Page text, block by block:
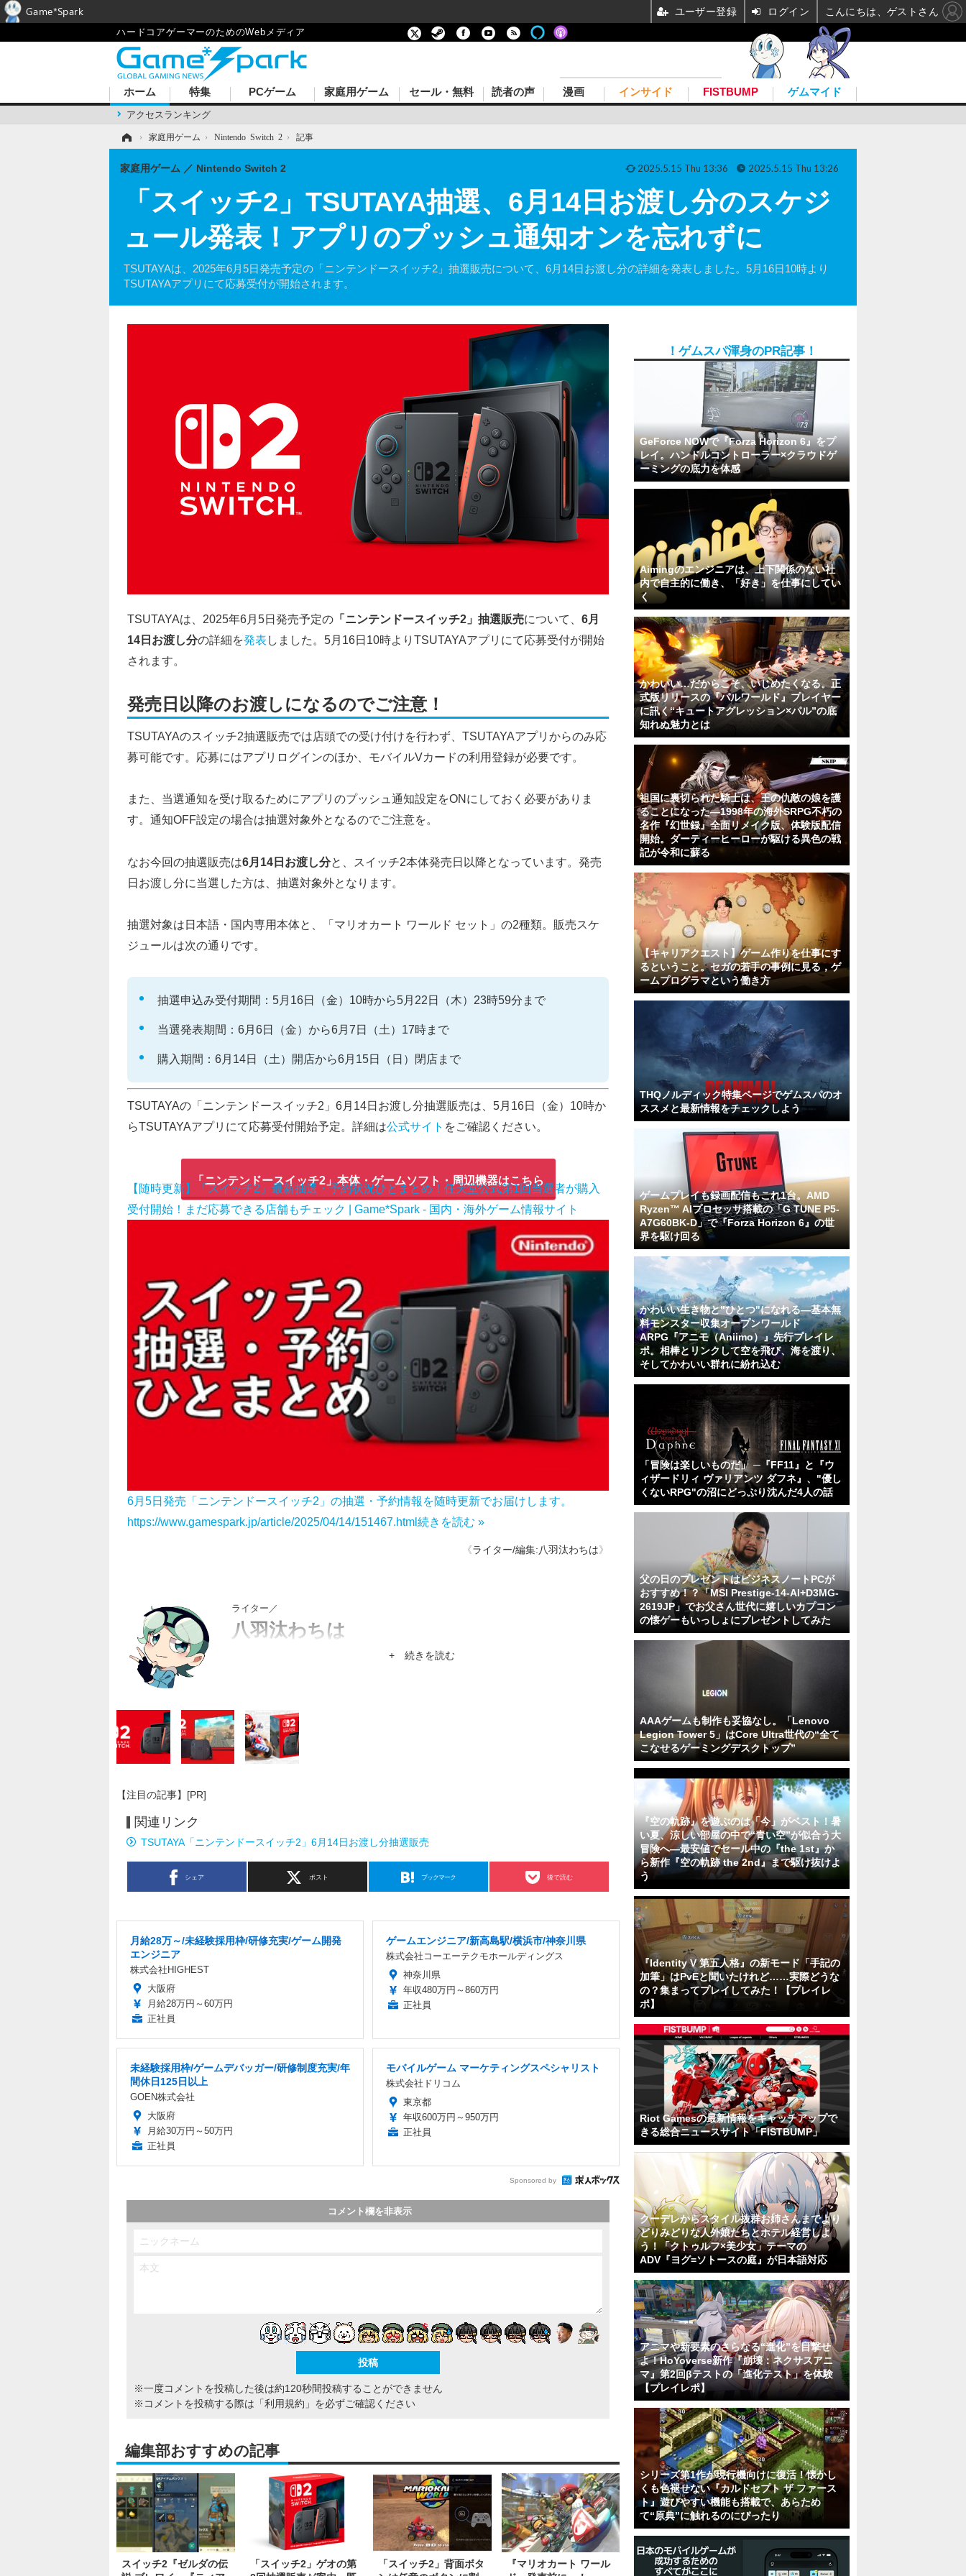
ハードコアゲーマーのためのWebメディア
ホーム
アクセスランキング
特集 PCゲーム 家庭用ゲーム セール・無料 読者の声 漫画 インサイド FISTBUMP ゲムマイド
› 家庭用ゲーム › Nintendo Switch 2 › 記事
「スイッチ2」TSUTAYA抽選、6月14日お渡し分のスケジ
ュール発表！アプリのプッシュ通知オンを忘れずに
TSUTAYAは、2025年6月5日発売予定の「ニンテンドースイッチ2」抽選販売について、6月14日お渡し分の詳細を発表しました。5月16日10時より
TSUTAYAアプリにて応募受付が開始されます。
家庭用ゲーム Nintendo Switch 2 2025.5.15 Thu 13:36 2025.5.15 Thu 13:26
TSUTAYAは、2025年6月5日発売予定の 「ニンテンドースイッチ2」抽選販売について、 6月
14日お渡し分の詳細を発表 しました。5月16日10時よりTSUTAYAアプリにて応募受付が開始
されます。
発売日以降のお渡しになるのでご注意！
TSUTAYAのスイッチ2抽選販売では店頭での受け付けを行わず、TSUTAYAアプリからのみ応
募可能です。応募にはアプリログインのほか、モバイルVカードの利用登録が必要です。
また、当選通知を受け取るためにアプリのプッシュ通知設定をONにしておく必要がありま
す。 通知OFF設定の場合は抽選対象外となるのでご注意を。
なお今回の抽選販売は6月14日お渡し分と、スイッチ2本体発売日以降となっています。発売
日お渡し分に当選した方は、抽選対象外となります。
抽選対象は日本語・国内専用本体と、「マリオカート ワールド セット」の2種類。販売スケ
ジュールは次の通りです。
抽選申込み受付期間：5月16日（金）10時から5月22日（木）23時59分まで
当選発表期間：6月6日（金）から6月7日（土）17時まで
購入期間：6月14日（土）開店から6月15日（日）閉店まで
TSUTAYAの「ニンテンドースイッチ2」6月14日お渡し分抽選販売は、5月16日（金）10時か
らTSUTAYAアプリにて応募受付開始予定。詳細は公式サイト をご確認ください。
「ニンテンドースイッチ2」本体・ゲームソフト・周辺機器はこちら
【随時更新】「スイッチ2」最新抽選・予約状況ひとまとめ！任天堂公式第1回当選者が購入
受付開始！まだ応募できる店舗もチェック | Game*Spark - 国内・海外ゲーム情報サイト
6月5日発売「ニンテンドースイッチ2」の抽選・予約情報を随時更新でお届けします。
https://www.gamespark.jp/article/2025/04/14/151467.html続きを読む »
《ライター/編集:八羽汰わちは》
ライター／
八羽汰わちは
はちわたわちは（回文）Game*Sparkの共同編集長。特技はヒトカラ12時間。
+ 続きを読む
【注目の記事】[PR]
関連リンク
TSUTAYA「ニンテンドースイッチ2」6月14日お渡し分抽選販売
シェア ポスト ブックマーク 後で読む
月給28万～/未経験採用枠/研修充実/ゲーム開発
エンジニア
株式会社HIGHEST
大阪府
月給28万円～60万円
正社員
ゲームエンジニア/新高島駅/横浜市/神奈川県
株式会社コーエーテクモホールディングス
神奈川県
年収480万円～860万円
正社員
未経験採用枠/ゲームデバッガー/研修制度充実/年
間休日125日以上
GOEN株式会社
大阪府
月給30万円～50万円
正社員
モバイルゲーム マーケティングスペシャリスト
株式会社ドリコム
東京都
年収600万円～950万円
正社員
Sponsored by
コメント欄を非表示
※一度コメントを投稿した後は約120秒間投稿することができません
※コメントを投稿する際は 「利用規約」 を必ずご確認ください
編集部おすすめの記事
スイッチ2『ゼルダの伝
「スイッチ2」ゲオの第
「スイッチ2」背面ボタ
『マリオカート ワール
！ゲムスパ渾身のPR記事！
GeForce NOWで『Forza Horizon 6』をプ
レイ。ハンドルコントローラー×クラウドゲ
ーミングの底力を体感
Aimingのエンジニアは、上下関係のない社
内で自主的に働き、「好き」を仕事にしてい
く
かわいい…だからこそ、いじめたくなる。正
式版リリースの『パルワールド』プレイヤー
に訊く“キュートアグレッション×パル”の底
知れぬ魅力とは
祖国に裏切られた騎士は、王の仇敵の娘を護
ることになった―1998年の海外SRPG不朽の
名作『幻世録』全面リメイク版、体験版配信
開始。ダーティーヒーローが駆ける異色の戦
記が令和に蘇る
【キャリアクエスト】ゲーム作りを仕事にす
るということ。セガの若手の事例に見る，ゲ
ームプログラマという働き方
THQノルディック特集ページでゲムスパのオ
ススメと最新情報をチェックしよう
ゲームプレイも録画配信もこれ1台。AMD
Ryzen™ AIプロセッサ搭載の「G TUNE P5-
A7G60BK-D」で『Forza Horizon 6』の世
界を駆け回る
かわいい生き物と"ひとつ"になれる―基本無
料モンスター収集オープンワールド
ARPG『アニモ（Aniimo）』先行プレイレ
ポ。相棒とリンクして空を飛び、海を渡り、
そしてかわいい群れに紛れ込む
「冒険は楽しいものだ」 ─『FF11』と『ウ
ィザードリィ ヴァリアンツ ダフネ』、"優し
くないRPG"の沼にどっぷり沈んだ4人の話
父の日のプレゼントはビジネスノートPCが
おすすめ！？「MSI Prestige-14-AI+D3MG-
2619JP」でお父さん世代に嬉しいカプコン
の懐ゲーもいっしょにプレゼントしてみた
AAAゲームも制作も妥協なし。「Lenovo
Legion Tower 5」はCore Ultra世代の“全て
こなせるゲーミングデスクトップ”
『空の軌跡』を遊ぶのは「今」がベスト！暑
い夏、涼しい部屋の中で“青い空”が似合う大
冒険へ―最安値でセール中の『the 1st』か
ら新作『空の軌跡 the 2nd』まで駆け抜けよ
う
『Identity V 第五人格』の新モード「手記の
加筆」はPvEと聞いたけれど……実際どうな
の？集まってプレイしてみた！【プレイレ
ポ】
Riot Gamesの最新情報をキャッチアップで
きる総合ニュースサイト「FISTBUMP」
クーデレからスタイル抜群お姉さんまでより
どりみどりな人外娘たちとホテル経営しよ
う！「クトゥルフ×美少女」テーマの
ADV『ヨグ=ソトースの庭』が日本語対応
アニマや新要素のさらなる“進化”を目撃せ
よ！HoYoverse新作『崩壊：ネクサスアニ
マ』第2回βテストの「進化テスト」を体験
【プレイレポ】
シリーズ第1作が現行機向けに復活！懐かし
くも色褪せない『カルドセプト ザ ファース
ト』遊びやすい機能も搭載で、あらため
て“原典”に触れるのにぴったり
Game*Spark ユーザー登録 ログイン こんにちは、ゲストさん